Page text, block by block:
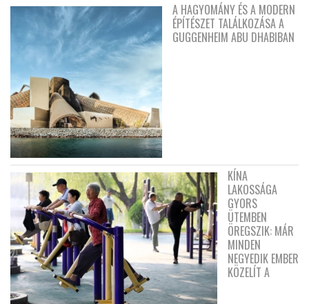
A HAGYOMÁNY ÉS A MODERN
ÉPÍTÉSZET TALÁLKOZÁSA A
GUGGENHEIM ABU DHABIBAN
KÍNA
LAKOSSÁGA
GYORS
ÜTEMBEN
ÖREGSZIK: MÁR
MINDEN
NEGYEDIK EMBER
KÖZELÍT A